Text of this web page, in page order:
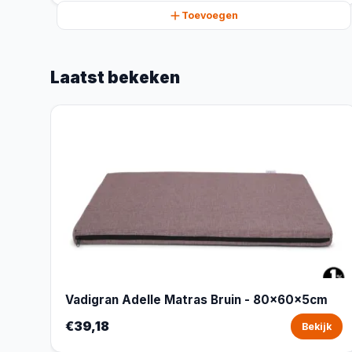
Toevoegen
Laatst bekeken
Vadigran Adelle Matras Bruin - 80x60x5cm
€39,18 Bekijk